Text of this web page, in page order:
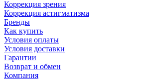
Коррекция зрения
Коррекция астигматизма
Бренды
Как купить
Условия оплаты
Условия доставки
Гарантии
Возврат и обмен
Компания